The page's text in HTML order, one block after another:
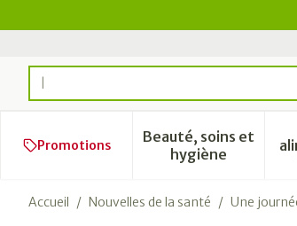
Rechercher
Promotions
Beauté, soins et
hygièneAfficher le
Accueil / Nouvelles de la santé / Une